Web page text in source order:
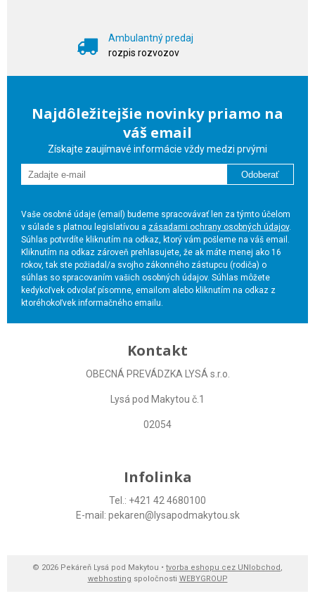
Ambulantný predaj
rozpis rozvozov
Najdôležitejšie novinky priamo na
váš email
Získajte zaujímavé informácie vždy medzi prvými
Odoberať
Vaše osobné údaje (email) budeme spracovávať len za týmto účelom
v súlade s platnou legislatívou a zásadami ochrany osobných údajov.
Súhlas potvrdíte kliknutím na odkaz, ktorý vám pošleme na váš email.
Kliknutím na odkaz zároveň prehlasujete, že ak máte menej ako 16
rokov, tak ste požiadal/a svojho zákonného zástupcu (rodiča) o
súhlas so spracovaním vašich osobných údajov. Súhlas môžete
kedykoľvek odvolať písomne, emailom alebo kliknutím na odkaz z
ktoréhokoľvek informačného emailu.
Kontakt
OBECNÁ PREVÁDZKA LYSÁ s.r.o.
Lysá pod Makytou č.1
02054
Infolinka
Tel.: +421 42 4680100
E-mail: pekaren@lysapodmakytou.sk
© 2026 Pekáreň Lysá pod Makytou • tvorba eshopu cez UNIobchod,
webhosting spoločnosti WEBYGROUP